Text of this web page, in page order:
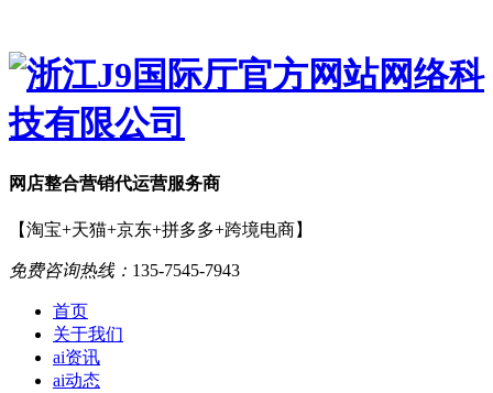
网店整合营销代运营服务商
【淘宝+天猫+京东+拼多多+跨境电商】
免费咨询热线： 135-7545-7943
首页
关于我们
ai资讯
ai动态